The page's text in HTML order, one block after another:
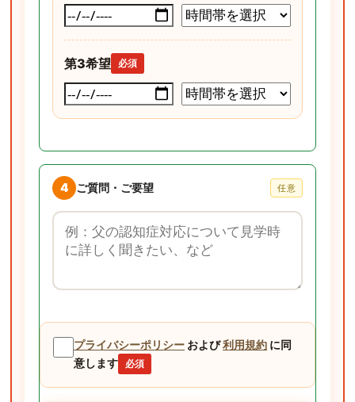
第3希望 必須
4 ご質問・ご要望 任意
ご質問・ご要望
プライバシーポリシー および利用規約 に同
意します
必須